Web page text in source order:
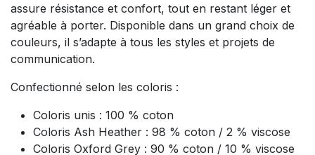
assure résistance et confort, tout en restant léger et
agréable à porter. Disponible dans un grand choix de
couleurs, il s’adapte à tous les styles et projets de
communication.
Confectionné selon les coloris :
Coloris unis : 100 % coton
Coloris Ash Heather : 98 % coton / 2 % viscose
Coloris Oxford Grey : 90 % coton / 10 % viscose